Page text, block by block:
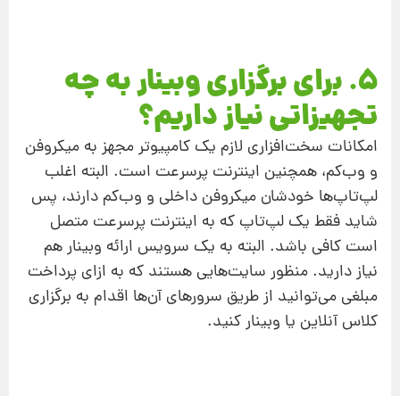
5. برای برگزاری وبینار به چه
تجهیزاتی نیاز داریم؟
امکانات سخت‌افزاری لازم یک کامپیوتر مجهز به میکروفن
و وب‌کم، همچنین اینترنت پرسرعت است. البته اغلب
لپ‌تاپ‌ها خودشان میکروفن داخلی و وب‌کم دارند، پس
شاید فقط یک لپ‌تاپ که به اینترنت پرسرعت متصل
است کافی باشد. البته به یک سرویس ارائه وبینار هم
نیاز دارید. منظور سایت‌هایی هستند که به ازای پرداخت
مبلغی می‌توانید از طریق سرورهای آن‌ها اقدام به برگزاری
کلاس آنلاین یا وبینار کنید.